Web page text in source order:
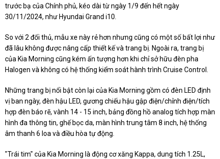
trước bạ của Chính phủ, kéo dài từ ngày 1/9 đến hết ngày
30/11/2024, như Hyundai Grand i10.
So với 2 đối thủ, mẫu xe này rẻ hơn nhưng cũng có một số bất lợi như
đã lâu không được nâng cấp thiết kế và trang bị. Ngoài ra, trang bị
của Kia Morning cũng kém ấn tượng hơn khi chỉ sở hữu đèn pha
Halogen và không có hệ thống kiểm soát hành trình Cruise Control.
Những trang bị nổi bật còn lại của Kia Morning gồm có đèn LED định
vị ban ngày, đèn hậu LED, gương chiếu hậu gập điện/chỉnh điện/tích
hợp đèn báo rẽ, vành 14 - 15 inch, bảng đồng hồ analog tích hợp màn
hình đa thông tin, ghế bọc da, màn hình trung tâm 8 inch, hệ thống
âm thanh 6 loa và điều hòa tự động.
"Trái tim" của Kia Morning là động cơ xăng Kappa, dung tích 1.25L,